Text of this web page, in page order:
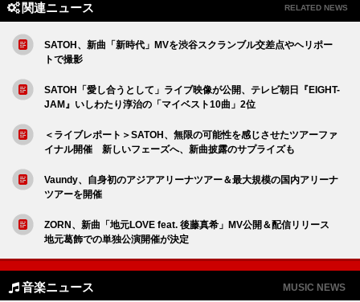
関連ニュース RELATED NEWS
SATOH、新曲「新時代」MVを渋谷スクランブル交差点やヘリポー
トで撮影
SATOH「愛し合うとして」ライブ映像が公開、テレビ朝日『EIGHT-
JAM』いしわたり淳治の「マイベスト10曲」2位
＜ライブレポート＞SATOH、無限の可能性を感じさせたツアーファ
イナル開催 新しいフェーズへ、新曲披露のサプライズも
Vaundy、自身初のアジアアリーナツアー＆最大規模の国内アリーナ
ツアーを開催
ZORN、新曲「地元LOVE feat. 後藤真希」MV公開＆配信リリース
地元葛飾での単独公演開催が決定
音楽ニュース MUSIC NEWS